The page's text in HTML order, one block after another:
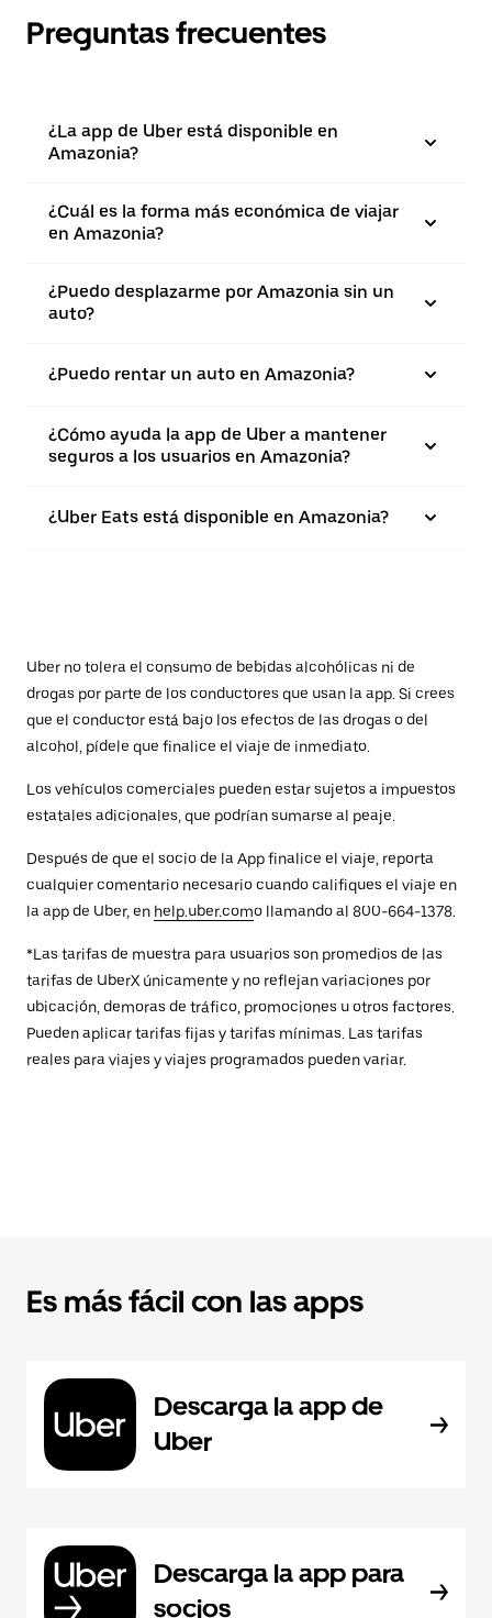
Preguntas frecuentes
¿La app de Uber está disponible en
Amazonia?
¿Cuál es la forma más económica de viajar
en Amazonia?
¿Puedo desplazarme por Amazonia sin un
auto?
¿Puedo rentar un auto en Amazonia?
¿Cómo ayuda la app de Uber a mantener
seguros a los usuarios en Amazonia?
¿Uber Eats está disponible en Amazonia?
Uber no tolera el consumo de bebidas alcohólicas ni de
drogas por parte de los conductores que usan la app. Si crees
que el conductor está bajo los efectos de las drogas o del
alcohol, pídele que finalice el viaje de inmediato.
Los vehículos comerciales pueden estar sujetos a impuestos
estatales adicionales, que podrían sumarse al peaje.
Después de que el socio de la App finalice el viaje, reporta
cualquier comentario necesario cuando califiques el viaje en
la app de Uber, en help.uber.como llamando al 800-664-1378.
*Las tarifas de muestra para usuarios son promedios de las
tarifas de UberX únicamente y no reflejan variaciones por
ubicación, demoras de tráfico, promociones u otros factores.
Pueden aplicar tarifas fijas y tarifas mínimas. Las tarifas
reales para viajes y viajes programados pueden variar.
Es más fácil con las apps
Descarga la app de
Uber
Descarga la app para
socios